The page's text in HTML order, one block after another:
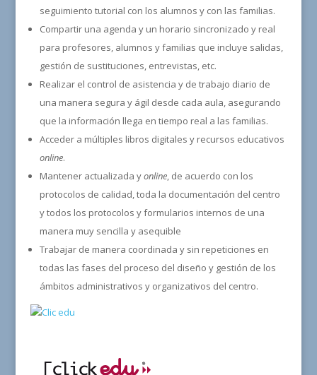
seguimiento tutorial con los alumnos y con las familias.
Compartir una agenda y un horario sincronizado y real
para profesores, alumnos y familias que incluye salidas,
gestión de sustituciones, entrevistas, etc.
Realizar el control de asistencia y de trabajo diario de
una manera segura y ágil desde cada aula, asegurando
que la información llega en tiempo real a las familias.
Acceder a múltiples libros digitales y recursos educativos
online.
Mantener actualizada yonline, de acuerdo con los
protocolos de calidad, toda la documentación del centro
y todos los protocolos y formularios internos de una
manera muy sencilla y asequible
Trabajar de manera coordinada y sin repeticiones en
todas las fases del proceso del diseño y gestión de los
ámbitos administrativos y organizativos del centro.